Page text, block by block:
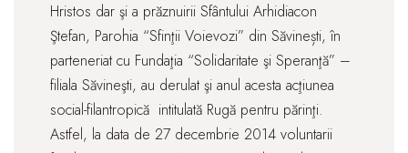
Hristos dar şi a prăznuirii Sfântului Arhidiacon
Ştefan, Parohia “Sfinţii Voievozi” din Săvinești, în
parteneriat cu Fundaţia “Solidaritate şi Speranţă” –
filiala Săvineşti, au derulat şi anul acesta acţiunea
social-filantropică intitulată Rugă pentru părinţi.
Astfel, la data de 27 decembrie 2014 voluntarii